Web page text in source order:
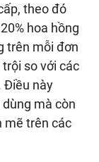
theo đó
hoa hồng
trên mỗi đơn
so với các
Điều này
mà còn
mẽ trên các